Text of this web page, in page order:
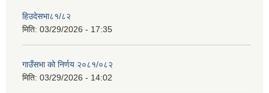
हिउदेसभा८१/८२
मिति: 03/29/2026 - 17:35
गाउँसभा को निर्णय २०८१/०८२
मिति: 03/29/2026 - 14:02